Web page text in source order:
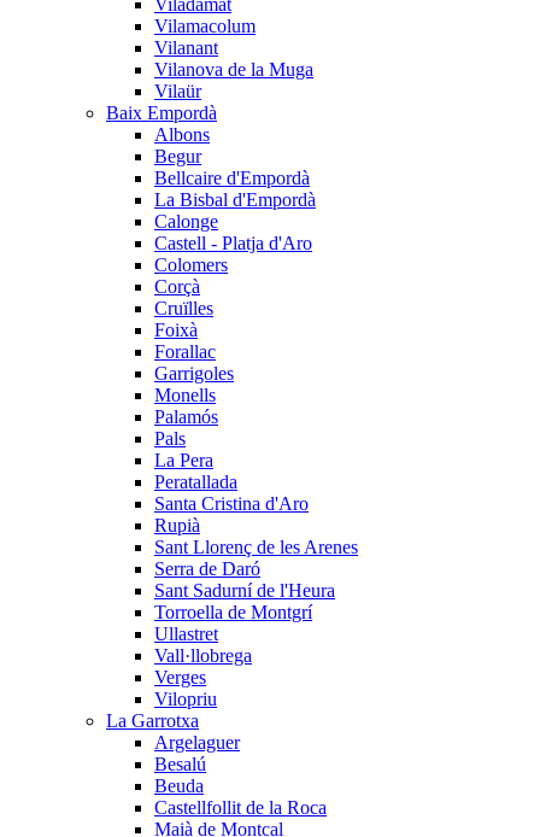
Viladamat
Vilamacolum
Vilanant
Vilanova de la Muga
Vilaür
Baix Empordà
Albons
Begur
Bellcaire d'Empordà
La Bisbal d'Empordà
Calonge
Castell - Platja d'Aro
Colomers
Corçà
Cruïlles
Foixà
Forallac
Garrigoles
Monells
Palamós
Pals
La Pera
Peratallada
Santa Cristina d'Aro
Rupià
Sant Llorenç de les Arenes
Serra de Daró
Sant Sadurní de l'Heura
Torroella de Montgrí
Ullastret
Vall·llobrega
Verges
Vilopriu
La Garrotxa
Argelaguer
Besalú
Beuda
Castellfollit de la Roca
Maià de Montcal